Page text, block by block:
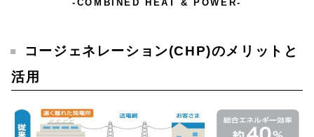
-COMBINED HEAT & POWER-
コージェネレーション(CHP)のメリットと
活用